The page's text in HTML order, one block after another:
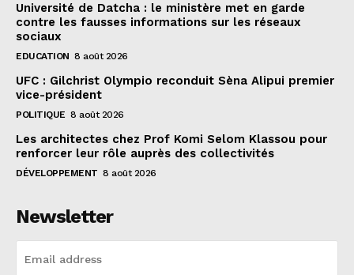
Université de Datcha : le ministère met en garde
contre les fausses informations sur les réseaux
sociaux
EDUCATION 8 août 2026
UFC : Gilchrist Olympio reconduit Sèna Alipui premier
vice-président
POLITIQUE 8 août 2026
Les architectes chez Prof Komi Selom Klassou pour
renforcer leur rôle auprès des collectivités
DÉVELOPPEMENT 8 août 2026
Newsletter